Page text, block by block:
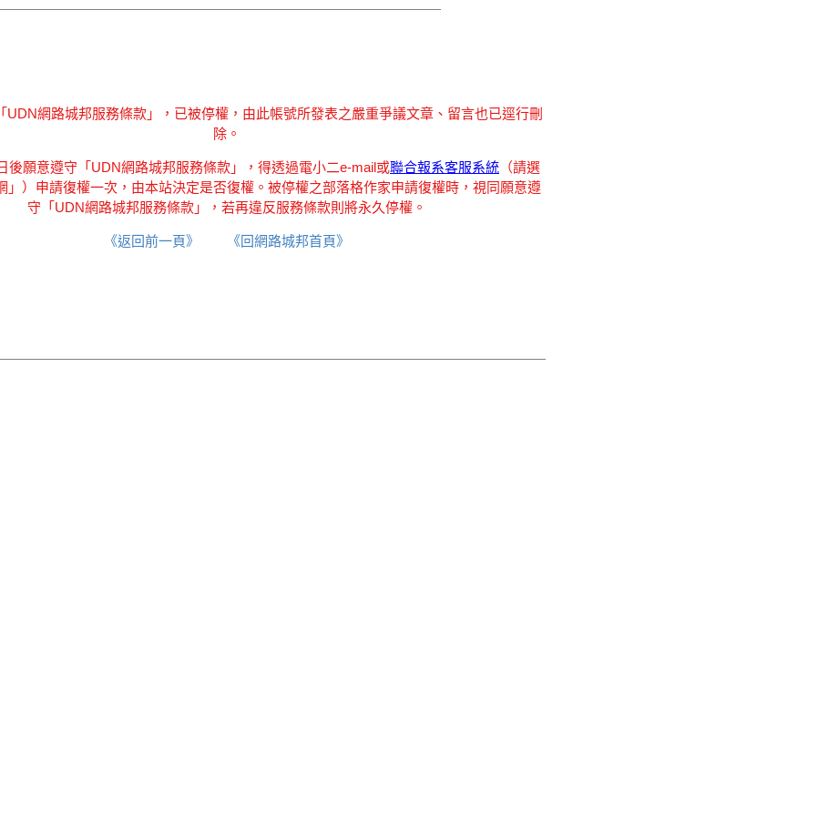
UDN網路城邦服務條款」，已被停權，由此帳號所發表之嚴重爭議文章、留言也已逕行刪
除。
後願意遵守「UDN網路城邦服務條款」，得透過電小二e-mail或聯合報系客服系統 （請選
」）申請復權一次，由本站決定是否復權。被停權之部落格作家申請復權時，視同願意遵
守「UDN網路城邦服務條款」，若再違反服務條款則將永久停權。
《返回前一頁》 《回網路城邦首頁》